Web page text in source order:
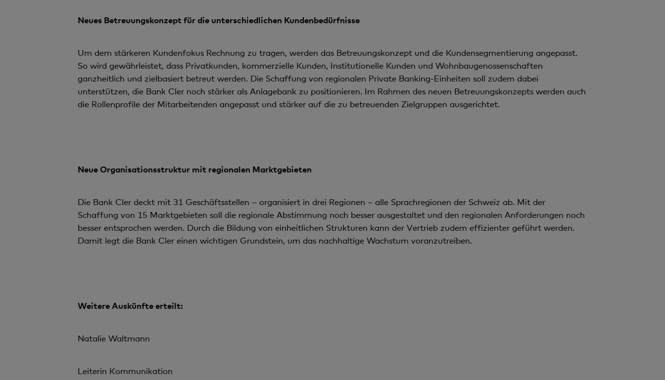
Neues Betreuungskonzept für die unterschiedlichen Kundenbedürfnisse
Um dem stärkeren Kundenfokus Rechnung zu tragen, werden das Betreuungskonzept und die Kunden­segmentierung angepasst.
So wird gewährleistet, dass Privatkunden, kommerzielle Kunden, Institutio­nelle Kunden und Wohnbaugenossenschaften
ganzheitlich und zielbasiert betreut werden. Die Schaf­fung von regionalen Private Banking-Einheiten soll zudem dabei
unterstützen, die Bank Cler noch stär­ker als Anlagebank zu positionieren. Im Rahmen des neuen Betreuungskonzepts werden auch
die Rol­lenprofile der Mitarbeitenden angepasst und stärker auf die zu betreuenden Zielgruppen ausgerichtet.
Neue Organisationsstruktur mit regionalen Marktgebieten
Die Bank Cler deckt mit 31 Geschäftsstellen – organisiert in drei Regionen – alle Sprachregionen der Schweiz ab. Mit der
Schaffung von 15 Marktgebieten soll die regionale Abstimmung noch besser aus­gestaltet und den regionalen Anforderungen noch
besser entsprochen werden. Durch die Bildung von einheitlichen Strukturen kann der Vertrieb zudem effizienter geführt werden.
Damit legt die Bank Cler einen wichtigen Grundstein, um das nachhaltige Wachstum voranzutreiben.
Weitere Auskünfte erteilt:
Natalie Waltmann
Leiterin Kommunikation